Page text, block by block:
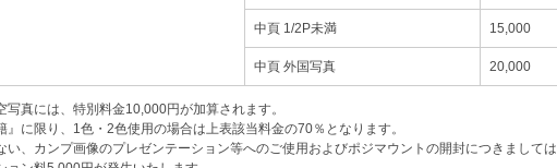
中頁 1/2P未満 15,000
中頁 外国写真 20,000
真には、特別料金10,000円が加算されます。
に限り、1色・2色使用の場合は上表該当料金の70％となります。
、カンプ画像のプレゼンテーション等へのご使用およびポジマウントの開封につきましては